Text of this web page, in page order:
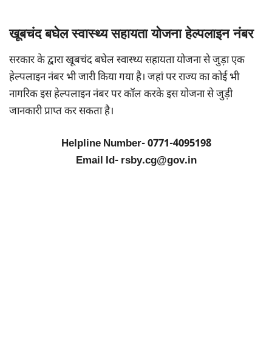
खूबचंद बघेल स्वास्थ्य सहायता योजना हेल्पलाइन नंबर
सरकार के द्वारा खूबचंद बघेल स्वास्थ्य सहायता योजना से जुड़ा एक
हेल्पलाइन नंबर भी जारी किया गया है। जहां पर राज्य का कोई भी
नागरिक इस हेल्पलाइन नंबर पर कॉल करके इस योजना से जुड़ी
जानकारी प्राप्त कर सकता है।
Helpline Number- 0771-4095198
Email Id- rsby.cg@gov.in